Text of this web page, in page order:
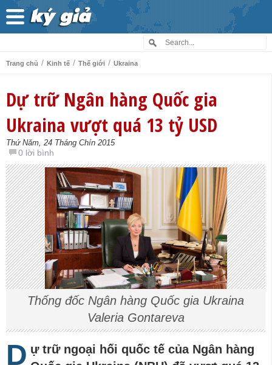
Trang chủ / Kinh tế / Thế giới / Ukraina
Dự trữ Ngân hàng Quốc gia
Ukraina vượt quá 13 tỷ USD
Thứ Năm, 24 Tháng Chín 2015
0 lời bình
Thống đốc Ngân hàng Quốc gia Ukraina
Valeria Gontareva
D ự trữ ngoại hối quốc tế của Ngân hàng